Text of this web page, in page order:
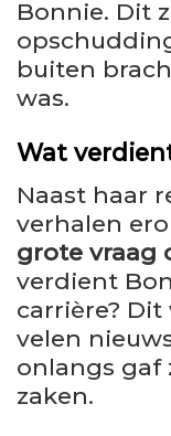
Bonnie. Dit
buiten
was.
Wat
Naast haar
verhalen
grote vraag
verdient
carrière?
velen
onlangs gaf
zaken.